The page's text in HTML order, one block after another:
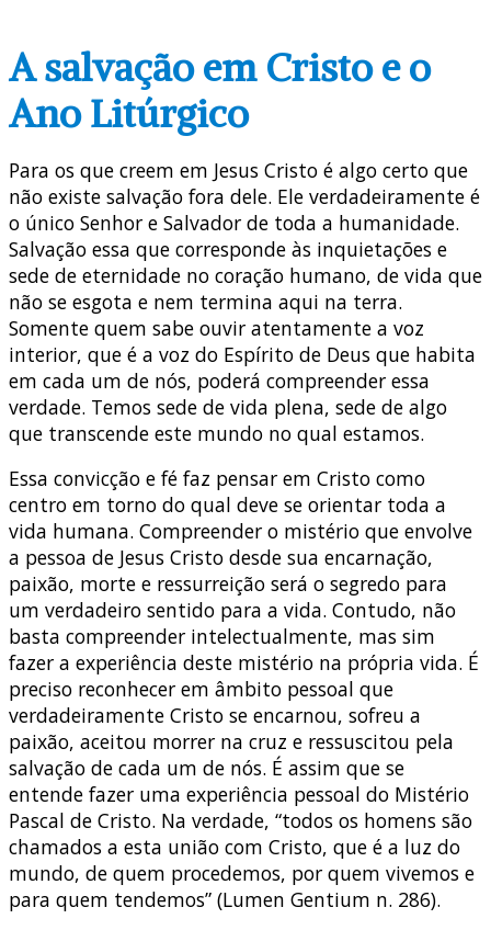
A salvação em Cristo e o
Ano Litúrgico
Para os que creem em Jesus Cristo é algo certo que
não existe salvação fora dele. Ele verdadeiramente é
o único Senhor e Salvador de toda a humanidade.
Salvação essa que corresponde às inquietações e
sede de eternidade no coração humano, de vida que
não se esgota e nem termina aqui na terra.
Somente quem sabe ouvir atentamente a voz
interior, que é a voz do Espírito de Deus que habita
em cada um de nós, poderá compreender essa
verdade. Temos sede de vida plena, sede de algo
que transcende este mundo no qual estamos.
Essa convicção e fé faz pensar em Cristo como
centro em torno do qual deve se orientar toda a
vida humana. Compreender o mistério que envolve
a pessoa de Jesus Cristo desde sua encarnação,
paixão, morte e ressurreição será o segredo para
um verdadeiro sentido para a vida. Contudo, não
basta compreender intelectualmente, mas sim
fazer a experiência deste mistério na própria vida. É
preciso reconhecer em âmbito pessoal que
verdadeiramente Cristo se encarnou, sofreu a
paixão, aceitou morrer na cruz e ressuscitou pela
salvação de cada um de nós. É assim que se
entende fazer uma experiência pessoal do Mistério
Pascal de Cristo. Na verdade, “todos os homens são
chamados a esta união com Cristo, que é a luz do
mundo, de quem procedemos, por quem vivemos e
para quem tendemos” (Lumen Gentium n. 286).